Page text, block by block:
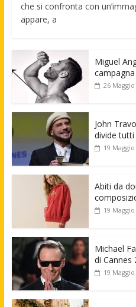
che si confronta con
appare, a
Miguel
26 Maggio
John
divide tutti
19 Maggio
Abiti da
19 Maggio
Michael
di Cannes
19 Maggio